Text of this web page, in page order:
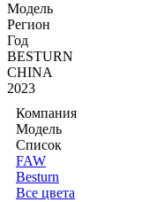
Moдель
Регион
Год
BESTURN
CHINA
2023
Компания
Модель
Список
FAW
Besturn
Все цвета